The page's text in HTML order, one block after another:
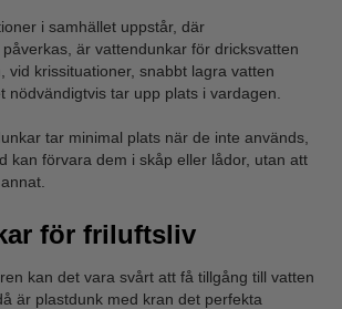
i samhället uppstår, där
är vattendunkar för dricksvatten
vid krissituationer, snabbt lagra vatten
nödvändigtvis tar upp plats i vardagen.
tar minimal plats när de inte används,
kan förvara dem i skåp eller lådor, utan att
för friluftsliv
kan det vara svårt att få tillgång till vatten
är plastdunk med kran det perfekta